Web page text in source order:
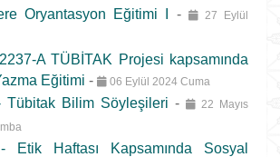
Oryantasyon Eğitimi I -
27 Eylül
A TÜBİTAK Projesi kapsamında
Eğitimi - 06 Eylül 2024 Cuma
Tübitak Bilim Söyleşileri -
22 Mayıs
Etik Haftası Kapsamında Sosyal